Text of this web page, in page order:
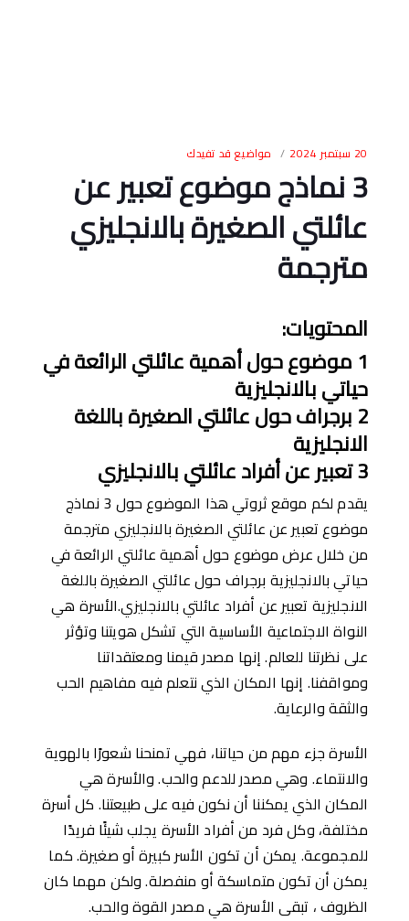
20 سبتمبر 2024 مواضيع قد تفيدك
3 نماذج موضوع تعبير عن
عائلتي الصغيرة بالانجليزي
مترجمة
المحتويات:
1موضوع حول أهمية عائلتي الرائعة في
حياتيبالانجليزية
2برجراف حول عائلتي الصغيرةباللغة
الانجليزية
3تعبير عنأفرادعائلتيبالانجليزي
يقدم لكم موقع ثروتي هذا الموضوع حول 3 نماذج
موضوع تعبير عن عائلتي الصغيرة بالانجليزي مترجمة
من خلال عرض موضوع حول أهمية عائلتي الرائعة في
حياتي بالانجليزية برجراف حول عائلتي الصغيرة باللغة
الانجليزية تعبير عن أفراد عائلتي بالانجليزي.الأسرة هي
النواة الاجتماعية الأساسية التي تشكل هويتنا وتؤثر
على نظرتنا للعالم. إنها مصدر قيمنا ومعتقداتنا
ومواقفنا. إنها المكان الذي نتعلم فيه مفاهيم الحب
والثقة والرعاية.
الأسرة جزء مهم من حياتنا، فهي تمنحنا شعورًا بالهوية
والانتماء. وهي مصدر للدعم والحب. والأسرة هي
المكان الذي يمكننا أن نكون فيه على طبيعتنا. كل أسرة
مختلفة، وكل فرد من أفراد الأسرة يجلب شيئًا فريدًا
للمجموعة. يمكن أن تكون الأسر كبيرة أو صغيرة. كما
يمكن أن تكون متماسكة أو منفصلة. ولكن مهما كان
الظروف ، تبقى الأسرة هي مصدر القوة والحب.